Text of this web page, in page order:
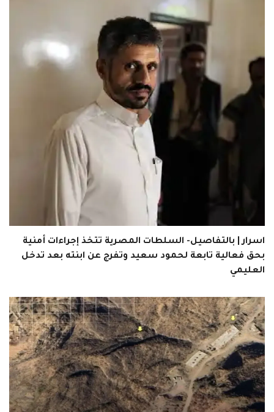
اسرار | بالتفاصيل- السلطات المصرية تتخذ إجراءات أمنية
بحق فعالية تابعة لحمود سعيد وتفرج عن ابنته بعد تدخل
العليمي